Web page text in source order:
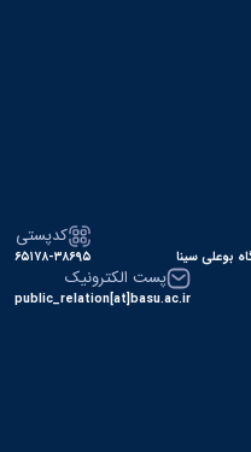
بوعلی سینا
کدپستی
۶۵۱۷۸-۳۸۶۹۵
پست الکترونیک
public_relation[at]basu.ac.ir